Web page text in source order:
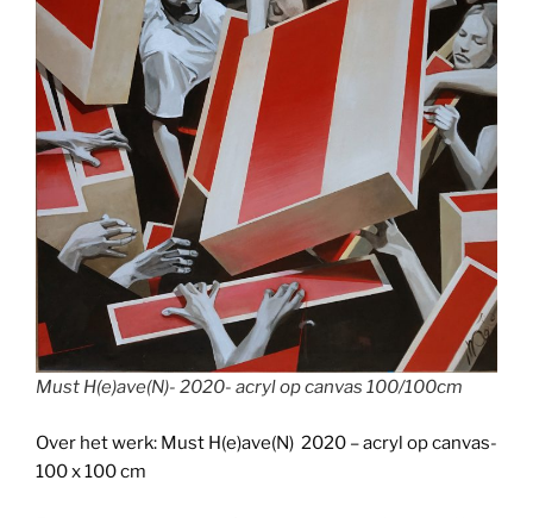
Must H(e)ave(N)- 2020- acryl op canvas 100/100cm
Over het werk: Must H(e)ave(N) 2020 – acryl op canvas-
100 x 100 cm